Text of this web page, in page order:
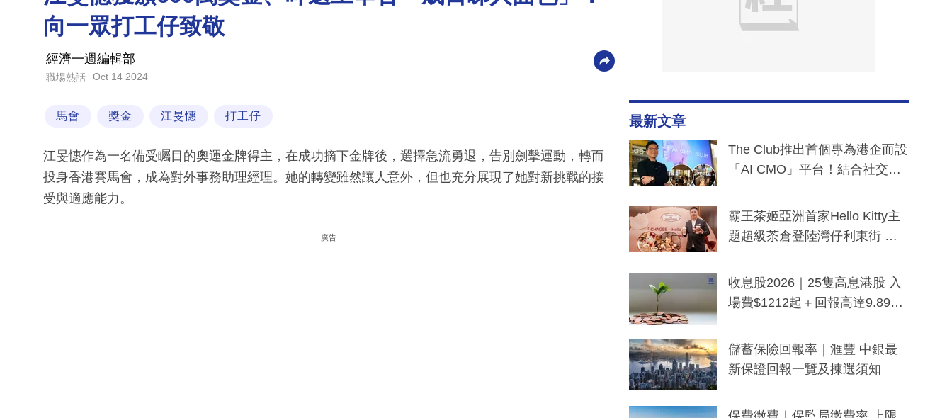
向一眾打工仔致敬
經濟一週編輯部
職場熱話 Oct 14 2024
馬會 獎金 江旻憓 打工仔
江旻憓作為一名備受矚目的奧運金牌得主，在成功摘下金牌後，選擇急流勇退，告別劍擊運動，轉而
投身香港賽馬會，成為對外事務助理經理。她的轉變雖然讓人意外，但也充分展現了她對新挑戰的接
受與適應能力。
廣告
最新文章
The Club推出首個專為港企而設
「AI CMO」平台！結合社交聆
分鐘生成「貼地」宣傳短片
霸王茶姬亞洲首家Hello Kitty主
題超級茶倉登陸灣仔利東街 推
y及香港限定特調系列
收息股2026｜25隻高息港股 入
場費$1212起＋回報高達9.89
儲蓄保險回報率｜滙豐 中銀最
新保證回報一覽及揀選須知